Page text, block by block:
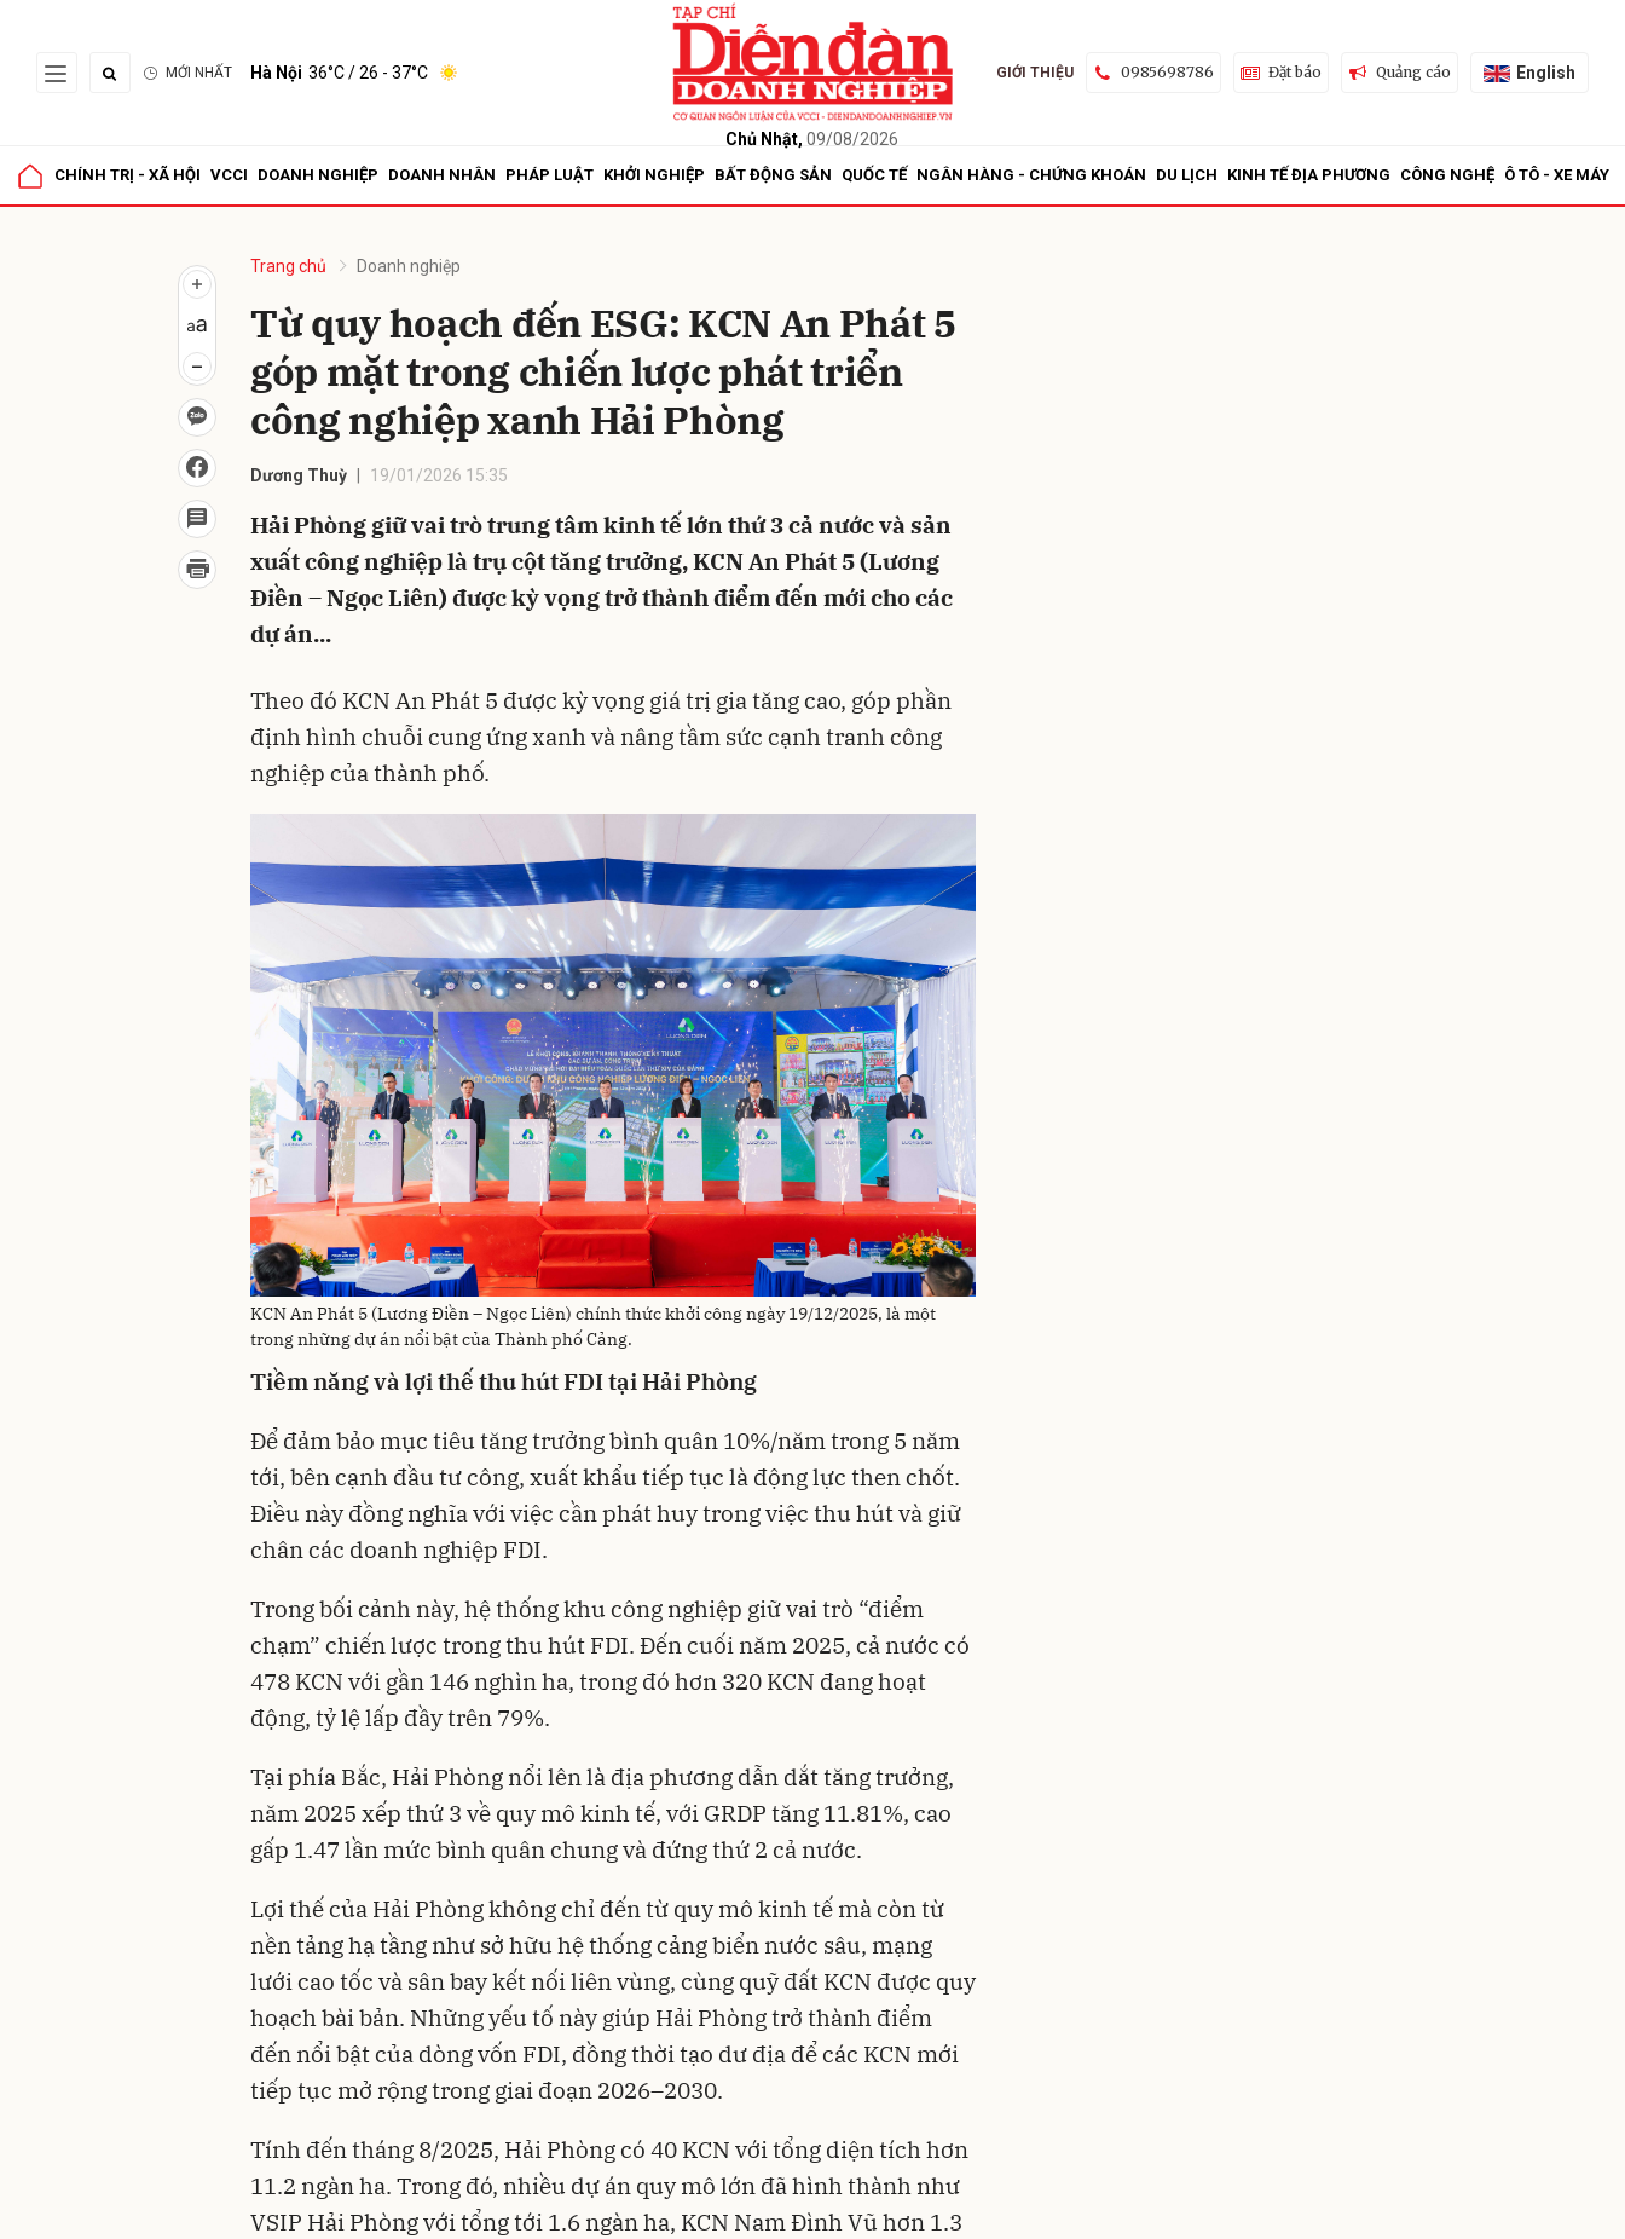
MỚI NHẤT Hà Nội 36°C/ 26 - 37°C
Chủ Nhật, 09/08/2026
GIỚI THIỆU 0985698786 Đặt báo Quảng cáo English
CHÍNH TRỊ - XÃ HỘI VCCI DOANH NGHIỆP DOANH NHÂN PHÁP LUẬT KHỞI NGHIỆP BẤT ĐỘNG SẢN QUỐC TẾ NGÂN HÀNG - CHỨNG KHOÁN DU LỊCH KINH TẾ ĐỊA PHƯƠNG CÔNG NGHỆ Ô TÔ - XE MÁY
Trang chủ Doanh nghiệp
Từ quy hoạch đến ESG: KCN An Phát 5
góp mặt trong chiến lược phát triển
công nghiệp xanh Hải Phòng
Dương Thuỳ 19/01/2026 15:35
Hải Phòng giữ vai trò trung tâm kinh tế lớn thứ 3 cả nước và sản
xuất công nghiệp là trụ cột tăng trưởng, KCN An Phát 5 (Lương
Điền – Ngọc Liên) được kỳ vọng trở thành điểm đến mới cho các
dự án...
Theo đó KCN An Phát 5 được kỳ vọng giá trị gia tăng cao, góp phần
định hình chuỗi cung ứng xanh và nâng tầm sức cạnh tranh công
nghiệp của thành phố.
KCN An Phát 5 (Lương Điền – Ngọc Liên) chính thức khởi công ngày 19/12/2025, là một
trong những dự án nổi bật của Thành phố Cảng.
Tiềmnăngvà lợithế thuhútFDItạiHải Phòng
Để đảm bảo mục tiêu tăng trưởng bình quân 10%/năm trong 5 năm
tới, bên cạnh đầu tư công, xuất khẩu tiếp tục là động lực then chốt.
Điều này đồng nghĩa với việc cần phát huy trong việc thu hút và giữ
chân các doanh nghiệp FDI.
Trong bối cảnh này, hệ thống khu công nghiệp giữ vai trò “điểm
chạm” chiến lược trong thu hút FDI. Đến cuối năm 2025, cả nước có
478 KCN với gần 146 nghìn ha, trong đó hơn 320 KCN đang hoạt
động, tỷ lệ lấp đầy trên 79%.
Tại phía Bắc, Hải Phòng nổi lên là địa phương dẫn dắt tăng trưởng,
năm 2025 xếp thứ 3 về quy mô kinh tế, với GRDP tăng 11.81%, cao
gấp 1.47 lần mức bình quân chung và đứng thứ 2 cả nước.
Lợi thế của Hải Phòng không chỉ đến từ quy mô kinh tế mà còn từ
nền tảng hạ tầng như sở hữu hệ thống cảng biển nước sâu, mạng
lưới cao tốc và sân bay kết nối liên vùng, cùng quỹ đất KCN được quy
hoạch bài bản. Những yếu tố này giúp Hải Phòng trở thành điểm
đến nổi bật của dòng vốn FDI, đồng thời tạo dư địa để các KCN mới
tiếp tục mở rộng trong giai đoạn 2026–2030.
Tính đến tháng 8/2025, Hải Phòng có 40 KCN với tổng diện tích hơn
11.2 ngàn ha. Trong đó, nhiều dự án quy mô lớn đã hình thành như
VSIP Hải Phòng với tổng tới 1.6 ngàn ha, KCN Nam Đình Vũ hơn 1.3